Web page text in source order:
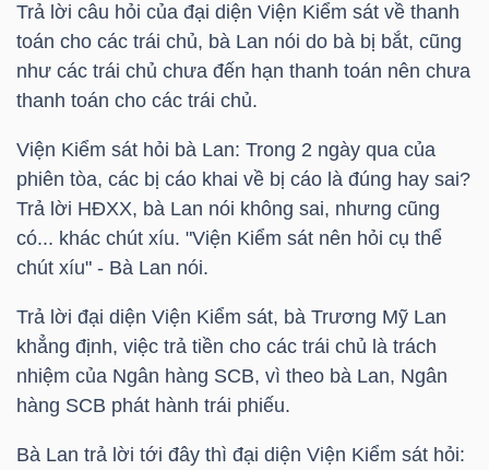
Trả lời câu hỏi của đại diện Viện Kiểm sát về thanh
toán cho các trái chủ, bà Lan nói do bà bị bắt, cũng
như các trái chủ chưa đến hạn thanh toán nên chưa
thanh toán cho các trái chủ.
Viện Kiểm sát hỏi bà Lan: Trong 2 ngày qua của
phiên tòa, các bị cáo khai về bị cáo là đúng hay sai?
Trả lời HĐXX, bà Lan nói không sai, nhưng cũng
có... khác chút xíu. "Viện Kiểm sát nên hỏi cụ thể
chút xíu" - Bà Lan nói.
Trả lời đại diện Viện Kiểm sát, bà Trương Mỹ Lan
khẳng định, việc trả tiền cho các trái chủ là trách
nhiệm của Ngân hàng SCB, vì theo bà Lan, Ngân
hàng SCB phát hành trái phiếu.
Bà Lan trả lời tới đây thì đại diện Viện Kiểm sát hỏi:
YẾU
TIÊU
DÙNG
THIẾT
YẾU
CHĂM
SÓC
KHỎE